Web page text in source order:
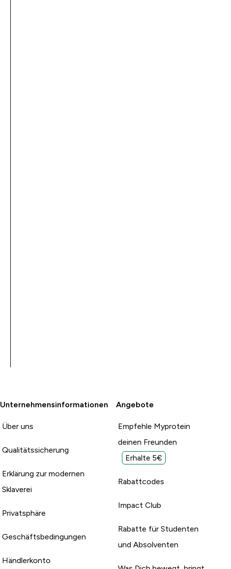
Unternehmensinformationen
Über uns
Qualitätssicherung
Erklärung zur modernen
Sklaverei
Privatsphäre
Geschäftsbedingungen
Händlerkonto
Angebote
Empfehle Myprotein
deinen Freunden
Erhalte 5€
Rabattcodes
Impact Club
Rabatte für Studenten
und Absolventen